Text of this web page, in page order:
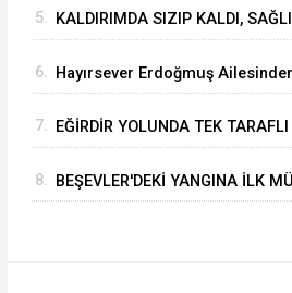
5. KALDIRIMDA SIZIP KALDI,
6. Hayırsever Erdoğmuş
Kaldık”
7. EĞİRDİR YOLUNDA TEK
8. BEŞEVLER'DEKİ YANGINA İLK